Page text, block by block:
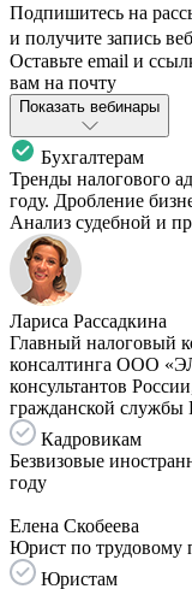
Подпишитесь на
и получите запись
Оставьте email и
вам на почту
Показать вебинары
Бухгалтерам
Тренды налогового
году. Дробление
Анализ судебной и
Лариса Рассадкина
Главный налоговый
консалтинга ООО
консультантов
гражданской службы
Кадровикам
Безвизовые
году
Елена Скобеева
Юрист по трудовому
Юристам